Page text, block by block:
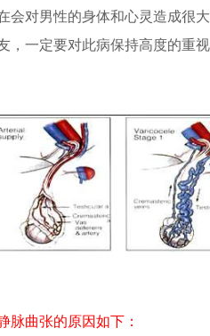
会对男性的身体和心灵造成很
，一定要对此病保持高度的重
脉曲张的原因如下：